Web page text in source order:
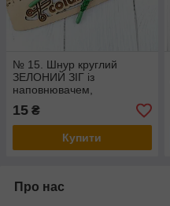
№ 15. Шнур круглий
ЗЕЛОНИЙ ЗІГ із
наповнювачем,
наконечник зелений, 8 мм
(120 см)
15 ₴
Купити
Про нас